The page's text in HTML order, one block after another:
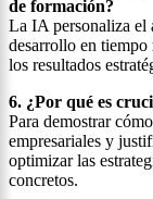
de formación?
La IA personaliza el
desarrollo en
los resultados
6. ¿Por qué es
Para demostrar
empresariales y
optimizar las
concretos.